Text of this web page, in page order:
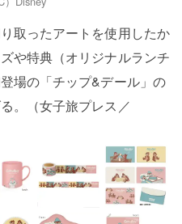
取ったアートを使用したか
や特典（オリジナルランチ
場の「チップ&デール」の
。（女子旅プレス／